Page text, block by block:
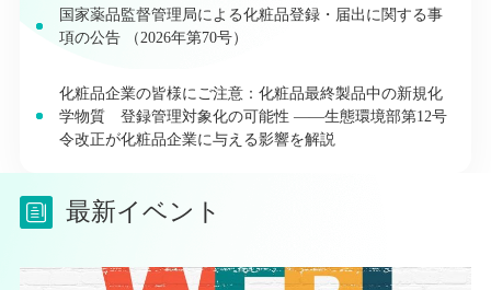
国家薬品監督管理局による化粧品登録・届出に関する事
項の公告 （2026年第70号）
化粧品企業の皆様にご注意：化粧品最終製品中の新規化
学物質 登録管理対象化の可能性 ――生態環境部第12号
令改正が化粧品企業に与える影響を解説
最新イベント